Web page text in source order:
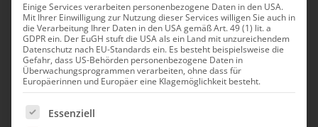
Umweltfreundliche
Einige Services verarbeiten personenbezogene Daten in den USA.
Mit Ihrer Einwilligung zur Nutzung dieser Services willigen Sie auch in
die Verarbeitung Ihrer Daten in den USA gemäß Art. 49 (1) lit. a
GDPR ein. Der EuGH stuft die USA als ein Land mit unzureichendem
Datenschutz nach EU-Standards ein. Es besteht beispielsweise die
Gefahr, dass US-Behörden personenbezogene Daten in
Überwachungsprogrammen verarbeiten, ohne dass für
Europäerinnen und Europäer eine Klagemöglichkeit besteht.
Es folgt eine Liste der Service-Gruppen, für die eine
Essenziell